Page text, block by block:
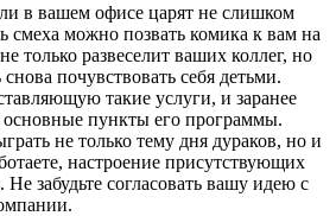
в вашем офисе царят не слишком
смеха можно позвать комика к вам на
только развеселит ваших коллег, но
почувствовать себя детьми.
такие услуги, и заранее
основные пункты его программы.
не только тему дня дураков, но и
настроение присутствующих
забудьте согласовать вашу идею с